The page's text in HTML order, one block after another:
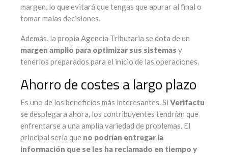
margen, lo que evitará que tengas que apurar al final o
tomar malas decisiones.
Además, la propia Agencia Tributaria se dota de un
margen amplio para optimizar sus sistemas y
tenerlos preparados para el inicio de las operaciones.
Ahorro de costes a largo plazo
Es uno de los beneficios más interesantes. Si Verifactu
se desplegara ahora, los contribuyentes tendrían que
enfrentarse a una amplia variedad de problemas. El
principal sería que no podrían entregar la
información que se les ha reclamado en tiempo y